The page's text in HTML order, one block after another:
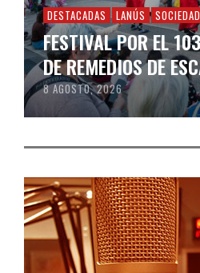
DESTACADAS LANÚS SOCIEDAD
FESTIVAL POR EL
DE REMEDIOS DE
8 AGOSTO, 2026